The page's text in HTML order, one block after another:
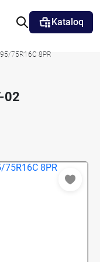
Kataloq
75R16C 8PR
02